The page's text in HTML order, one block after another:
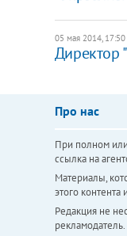
05 мая 2014, 17:50
Директор
Про нас
При полном
ссылка на
Материалы,
этого
Редакция не
рекламодатель.